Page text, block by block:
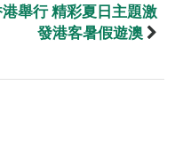
舉行 精彩夏日主題激
發港客暑假遊澳